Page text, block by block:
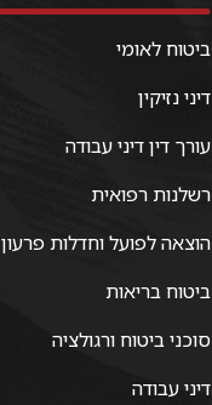
ביטוח לאומי
דיני נזיקין
עורך דין דיני עבודה
רשלנות רפואית
הוצאה לפועל וחדלות פרעון
ביטוח בריאות
סוכני ביטוח ורגולציה
דיני עבודה